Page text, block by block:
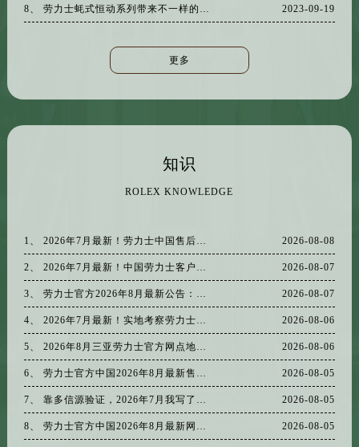
上海市徐汇区虹桥路3号港汇中心2座37层3705室劳力士售后服务中心（需提前预约）
澳门特别行政区风顺堂区南湾大马路劳力士售后服务中心（需提前预约）
澳门特别行政区花王堂区大三巴商圈劳力士售后服务中心（需提前预约）
澳门特别行政区嘉模堂区官也街劳力士售后服务中心（需提前预约）
澳门省路氹城市金光大道劳力士售后服务中心（需提前预约）
福建省福州市鼓楼区五四路128-1号恒力城写字楼15层03室劳力士售后服务中心（需提前预约）
福建省厦门市思明区湖滨东路95号万象城华润大厦B座11层1104室劳力士售后服务中心（需提前预约）
2023-09-19
更多
知识
ROLEX KNOWLEDGE
2026-08-08
2026-08-07
2026-08-07
2026-08-06
2026-08-06
2026-08-05
2026-08-05
2026-08-05